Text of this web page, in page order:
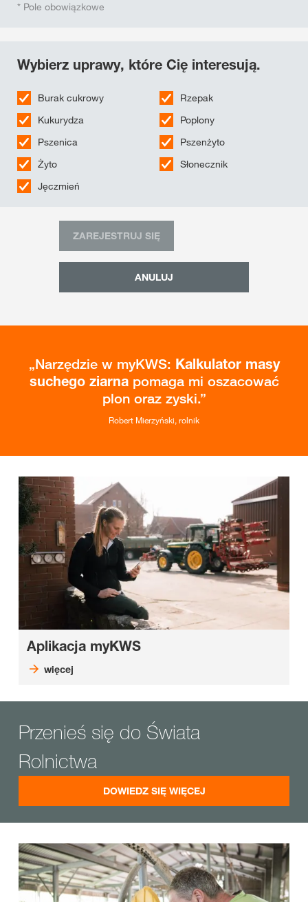
* Pole obowiązkowe
Wybierz uprawy, które Cię interesują.
Burak cukrowy
Kukurydza
Pszenica
Żyto
Jęczmień
Rzepak
Poplony
Pszenżyto
Słonecznik
ANULUJ
ZAREJESTRUJ SIĘ
Narzędzie w myKWS: Kalkulator masy
suchego ziarna pomaga mi oszacować
plon oraz zyski.
Robert Mierzyński, rolnik
Aplikacja myKWS
więcej
Przenieś się do Świata
Rolnictwa
DOWIEDZ SIĘ WIĘCEJ